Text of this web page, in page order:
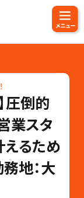
圧倒的
業スタ
るため
地：大